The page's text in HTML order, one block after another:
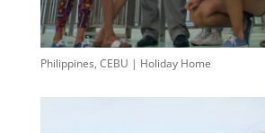
Philippines, CEBU | Holiday Home